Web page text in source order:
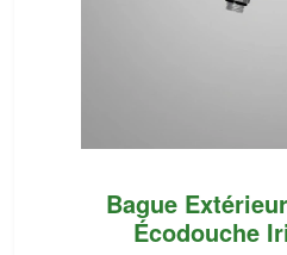
Bague
Écodouche